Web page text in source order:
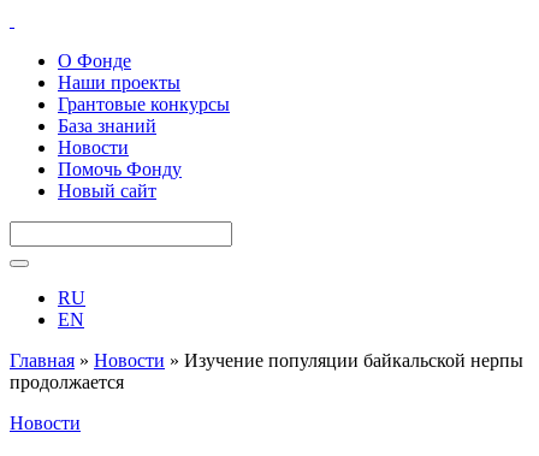
О Фонде
Наши проекты
Грантовые конкурсы
База знаний
Новости
Помочь Фонду
Новый сайт
RU
EN
Главная » Новости » Изучение популяции байкальской нерпы
продолжается
Новости